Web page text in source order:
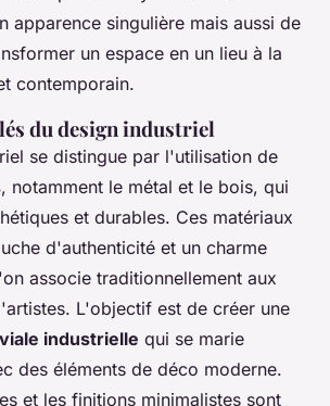
apparence singulière mais aussi de
un espace en un lieu à la
contemporain.
du design industriel
se distingue par l'utilisation de
, notamment le métal et le bois, qui
et durables. Ces matériaux
d'authenticité et un charme
associe traditionnellement aux
L'objectif est de créer une
industrielle qui se marie
des éléments de déco moderne.
et les finitions minimalistes sont